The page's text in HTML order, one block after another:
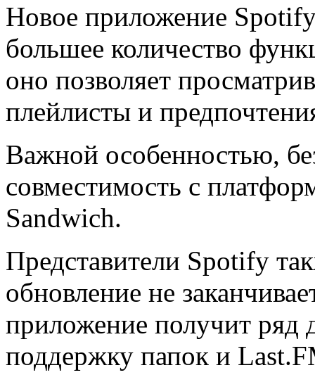
Новое приложение
большее количество
оно позволяет
плейлисты и
Важной особенностью,
совместимость с
Sandwich.
Представители Spotify
обновление не
приложение получит ряд
поддержку папок и